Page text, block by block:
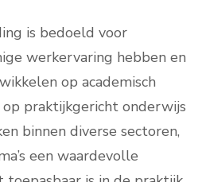
is bedoeld voor
werkervaring hebben en
op academisch
op praktijkgericht onderwijs
binnen diverse sectoren,
een waardevolle